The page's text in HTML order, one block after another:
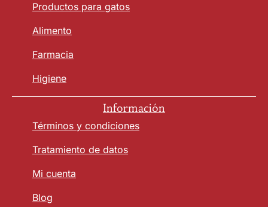
Productos para gatos
Alimento
Farmacia
Higiene
Información
Términos y condiciones
Tratamiento de datos
Mi cuenta
Blog